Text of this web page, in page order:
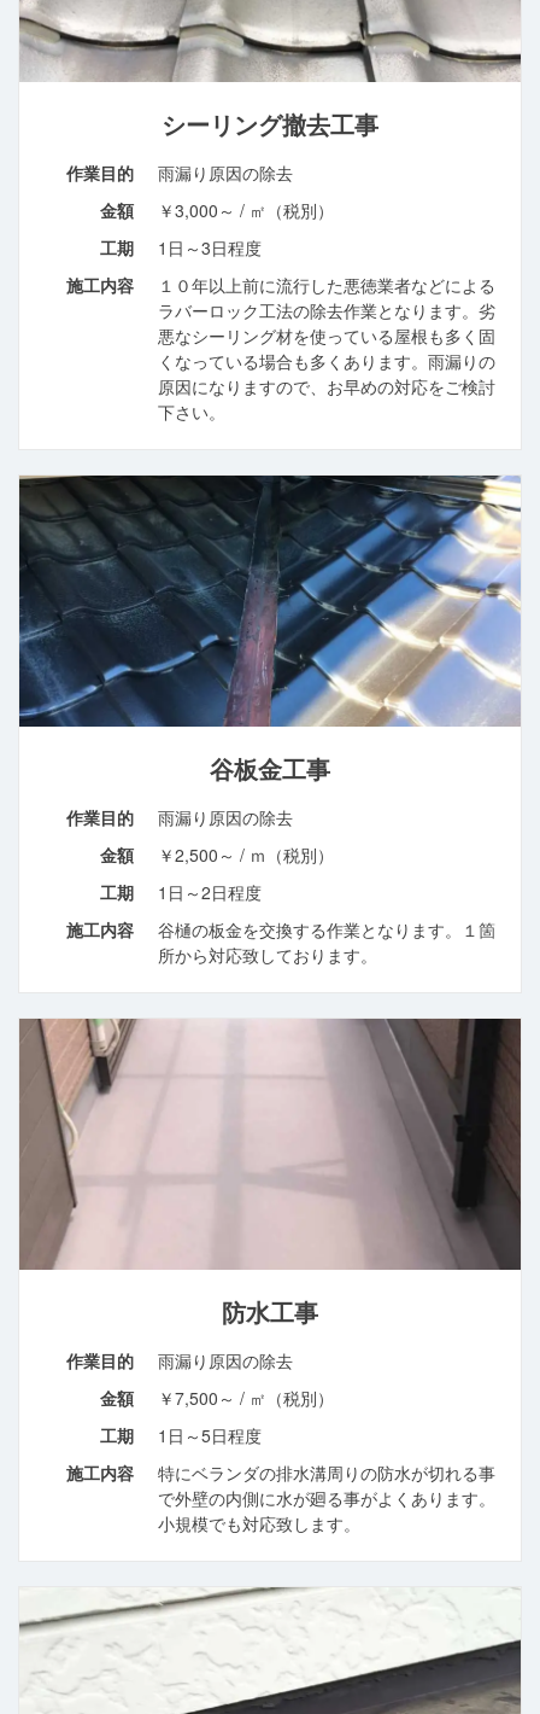
シーリング撤去工事
作業目的
雨漏り原因の除去
金額
￥3,000～ / ㎡（税別）
工期
1日～3日程度
施工内容
１０年以上前に流行した悪徳業者などによる
ラバーロック工法の除去作業となります。劣
悪なシーリング材を使っている屋根も多く固
くなっている場合も多くあります。雨漏りの
原因になりますので、お早めの対応をご検討
下さい。
谷板金工事
作業目的
雨漏り原因の除去
金額
￥2,500～ / ｍ（税別）
工期
1日～2日程度
施工内容
谷樋の板金を交換する作業となります。１箇
所から対応致しております。
防水工事
作業目的
雨漏り原因の除去
金額
￥7,500～ / ㎡（税別）
工期
1日～5日程度
施工内容
特にベランダの排水溝周りの防水が切れる事
で外壁の内側に水が廻る事がよくあります。
小規模でも対応致します。